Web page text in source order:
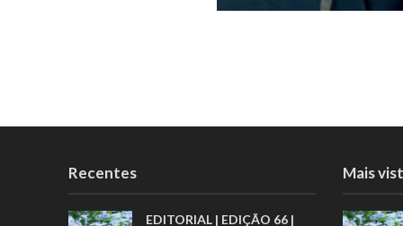
Recentes
EDITORIAL | EDIÇÃO 66 |
Mais